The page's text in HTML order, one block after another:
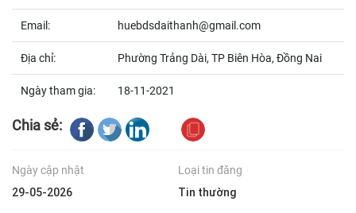
Email: huebdsdaithanh@gmail.com
Địa chỉ: Phường Trảng Dài, TP Biên Hòa, Đồng Nai
Ngày tham gia: 18-11-2021
Chia sẻ:
Ngày cập nhật
29-05-2026
Loại tin đăng
Tin thường